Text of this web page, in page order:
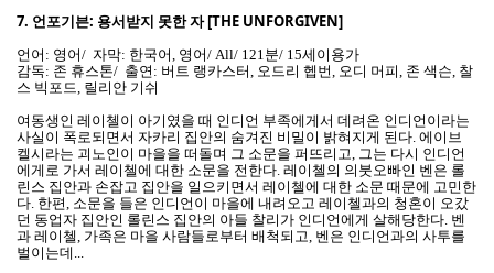
7. 언포기븐: 용서받지 못한 자 [THE UNFORGIVEN]
언어: 영어/ 자막: 한국어, 영어/ All/ 121분/ 15세이용가
감독: 존 휴스톤/ 출연: 버트 랭카스터, 오드리 헵번, 오디 머피, 존 색슨, 찰
스 빅포드, 릴리안 기쉬
여동생인 레이첼이 아기였을 때 인디언 부족에게서 데려온 인디언이라는
사실이 폭로되면서 자카리 집안의 숨겨진 비밀이 밝혀지게 된다. 에이브
켈시라는 괴노인이 마을을 떠돌며 그 소문을 퍼뜨리고, 그는 다시 인디언
에게로 가서 레이첼에 대한 소문을 전한다. 레이첼의 의붓오빠인 벤은 롤
린스 집안과 손잡고 집안을 일으키면서 레이첼에 대한 소문 때문에 고민한
다. 한편, 소문을 들은 인디언이 마을에 내려오고 레이첼과의 청혼이 오갔
던 동업자 집안인 롤린스 집안의 아들 찰리가 인디언에게 살해당한다. 벤
과 레이첼, 가족은 마을 사람들로부터 배척되고, 벤은 인디언과의 사투를
벌이는데...